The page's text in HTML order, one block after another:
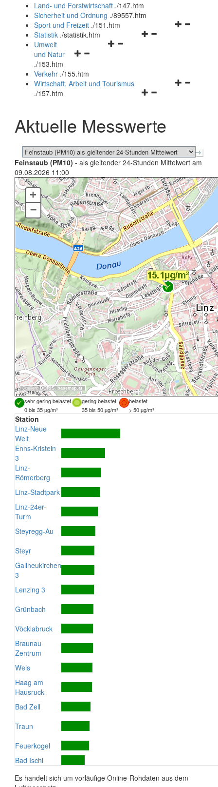
und
schließen
Land- und Forstwirtschaft ./147.htm
Sicherheit und Ordnung ./89557.htm
Navigationsmenü
Sport und Freizeit ./151.htm
Navigationsmenü
Statistik ./statistik.htm
Navigationsmenü
und
schließen
Umwelt
und Natur
./153.htm
Verkehr ./155.htm
Navigationsmenü
schließen
Wirtschaft, Arbeit und Tourismus
./157.htm
Aktuelle Messwerte
Feinstaub (PM10) - als gleitender 24-Stunden Mittelwert am
09.08.2026 11:00
Quellen:DORIS, basemap.at
+
–
sehr gering belastet gering belastet
belastet
0 bis 35 µg/m³
35 bis 50 µg/m³ > 50 µg/m³
Station
Linz-Neue
Welt
Enns-Kristein
3
Linz-
Römerberg
Linz-Stadtpark
Linz-24er-
Turm
Steyregg-Au
Steyr
Gallneukirchen
3
Lenzing 3
Grünbach
Vöcklabruck
Braunau
Zentrum
Wels
Haag am
Hausruck
Bad Zell
Traun
Feuerkogel
Bad Ischl
Es handelt sich um vorläufige Online-Rohdaten aus dem